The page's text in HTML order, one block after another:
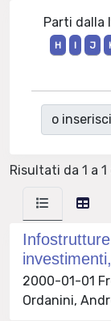
Parti dalla
H
I J
o
Risultati da 1 a 1
2000-01-01
Ordanini,